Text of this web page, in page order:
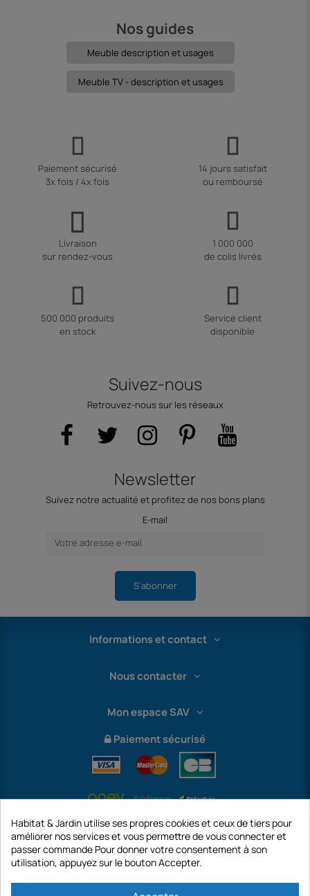
Nos guides
Meuble description et usages
Meuble TV - description et usages
Paiement sécurisé
3x fois / 4x fois
14 jours satisfait
ou remboursé
Livraison
sur rendez-vous
1 000 000
de colis livrés
500 000 produits
en stock
Service client
disponible
Suivez-nous
Retrouvez-nous sur les réseaux
Newsletter
Suivez notre actualité et profitez de nos bons plans
E-mail
S'abonner
Informations et contact
Nous contacter
Mon espace SAV
Paiement sécurisé
International
Habitat & Jardin utilise ses propres cookies et ceux de tiers pour
améliorer nos services et vous permettre de vous connecter et
passer commande Pour donner votre consentement à son
utilisation, appuyez sur le bouton Accepter.